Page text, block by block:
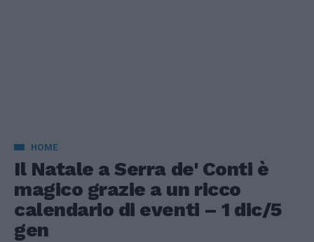
HOME
Il Natale a Serra de' Conti è
magico grazie a un ricco
calendario di eventi – 1 dic/5
gen